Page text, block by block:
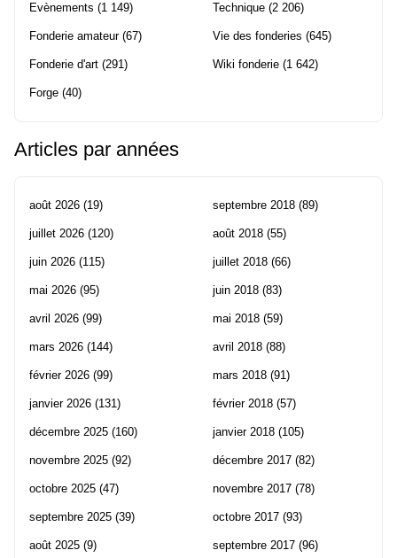
Evènements (1 149)
Fonderie amateur(67)
Fonderie d'art (291)
Forge (40)
Technique (2 206)
Vie des fonderies (645)
Wiki fonderie (1 642)
Articles par années
août 2026 (19)
juillet 2026 (120)
juin 2026 (115)
mai 2026 (95)
avril 2026 (99)
mars 2026 (144)
février 2026 (99)
janvier 2026 (131)
décembre 2025 (160)
novembre 2025 (92)
octobre 2025 (47)
septembre 2025 (39)
août 2025 (9)
septembre 2018 (89)
août 2018 (55)
juillet 2018 (66)
juin 2018 (83)
mai 2018 (59)
avril 2018 (88)
mars 2018 (91)
février 2018 (57)
janvier 2018 (105)
décembre 2017 (82)
novembre 2017 (78)
octobre 2017 (93)
septembre 2017 (96)